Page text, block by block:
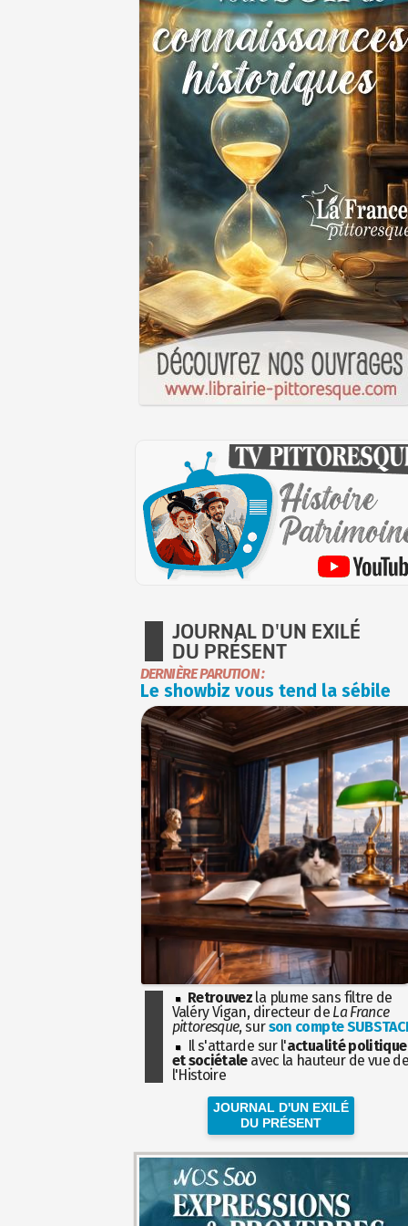
JOURNAL D'UN EXILÉ
DU PRÉSENT
DERNIÈRE PARUTION :
Le showbiz vous tend la sébile
Retrouvez la plume sans filtre de
Valéry Vigan, directeur de La France
pittoresque, surson compte
Il s'attarde sur l'actualité politique
et sociétaleavec la hauteur de vue
l'Histoire
JOURNAL D'UN EXILÉ
DU PRÉSENT